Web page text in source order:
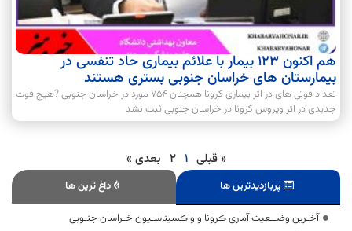
هم اکنون 123 بیمار با علائم بیماری حاد تنفسی در
بیمارستان های خراسان جنوبی بستری هستند
تعداد فوتی های در اثر بیماری کرونا همچنان 754 مورد در خراسان جنوبی ?هیچ فوت
جدیدی در اثر ویروس کرونا در خراسان جنوبی ثبت نشد
« قبلی 1
2 بعدی »
پربازدیدترین ها داغ ترین ها
آخـرین وضــعیت آماری ڪرونا و واڪسیناسـیون خـراسان جنـوبی